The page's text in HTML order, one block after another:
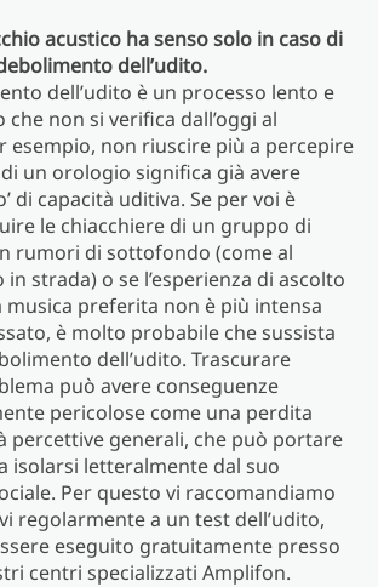
acustico ha senso solo in caso di
dell’udito.
dell’udito è un processo lento e
che non si verifica dall’oggi al
esempio, non riuscire più a percepire
un orologio significa già avere
di capacità uditiva. Se per voi è
le chiacchiere di un gruppo di
rumori di sottofondo (come al
strada) o se l’esperienza di ascolto
musica preferita non è più intensa
è molto probabile che sussista
dell’udito. Trascurare
può avere conseguenze
pericolose come una perdita
percettive generali, che può portare
isolarsi letteralmente dal suo
Per questo vi raccomandiamo
regolarmente a un test dell’udito,
eseguito gratuitamente presso
centri specializzati Amplifon.